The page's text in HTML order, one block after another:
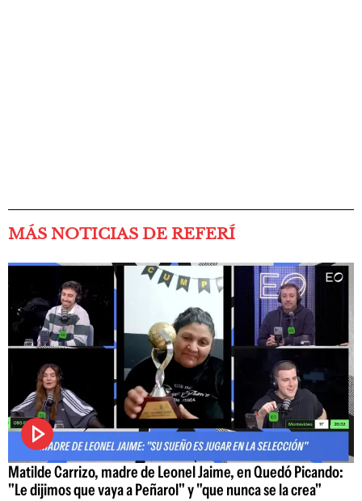
MÁS NOTICIAS DE REFERÍ
Matilde Carrizo, madre de Leonel Jaime, en Quedó Picando:
"Le dijimos que vaya a Peñarol" y "que nunca se la crea"